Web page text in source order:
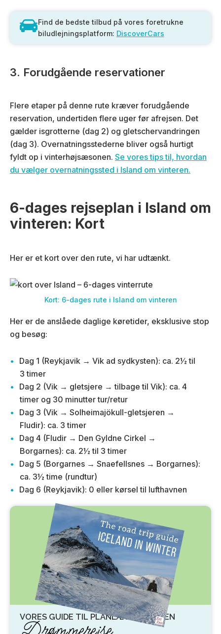
Find de bedste tilbud på vores foretrukne
biludlejningsplatform: DiscoverCars
3. Forudgående reservationer
Flere etaper på denne rute kræver forudgående
reservation, undertiden flere uger før afrejsen. Det
gælder isgrotterne (dag 2) og gletschervandringen
(dag 3). Overnatningsstederne bliver også hurtigt
fyldt op i vinterhøjsæsonen. Se vores tips til, hvordan
du vælger overnatningssted i Island om vinteren.
6-dages rejseplan i Island om
vinteren: Kort
Her er et kort over den rute, vi har udtænkt.
Kort: 6-dages rute i Island om vinteren
Her er de anslåede daglige køretider, eksklusive stop
og besøg:
Dag 1 (Reykjavik → Vik ad sydkysten): ca. 2½ til
3 timer
Dag 2 (Vik → gletsjere → tilbage til Vik): ca. 4
timer og 30 minutter tur/retur
Dag 3 (Vik → Solheimajökull-gletsjeren →
Fludir): ca. 3 timer
Dag 4 (Fludir → Den Gyldne Cirkel →
Borgarnes): ca. 2½ til 3 timer
Dag 5 (Borgarnes → Snaefellsnes → Borgarnes):
ca. 3½ time (rundtur)
Dag 6 (Reykjavik): 0 eller kørsel til lufthavnen
VORES GUIDE TIL PLANLÆGNING AF EN